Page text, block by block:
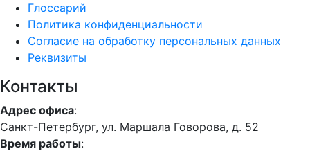
Глоссарий
Политика конфиденциальности
Согласие на обработку персональных данных
Реквизиты
Контакты
Адрес офиса:
Санкт-Петербург, ул. Маршала Говорова, д. 52
Время работы: